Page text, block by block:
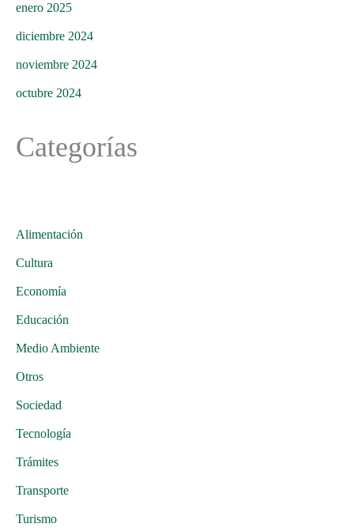
enero 2025
diciembre 2024
noviembre 2024
octubre 2024
Categorías
Alimentación
Cultura
Economía
Educación
Medio Ambiente
Otros
Sociedad
Tecnología
Trámites
Transporte
Turismo